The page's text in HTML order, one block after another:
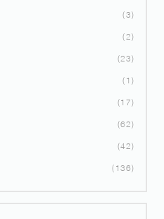
3
2
23
1
17
62
42
136